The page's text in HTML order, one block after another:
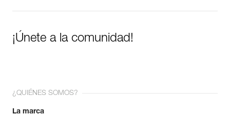
¡Únete a la comunidad!
¿QUIÉNES SOMOS?
La marca